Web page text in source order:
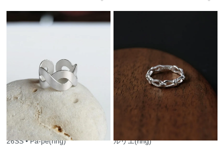
26SS • Pa-pe(ring)
ルリエ(ring)